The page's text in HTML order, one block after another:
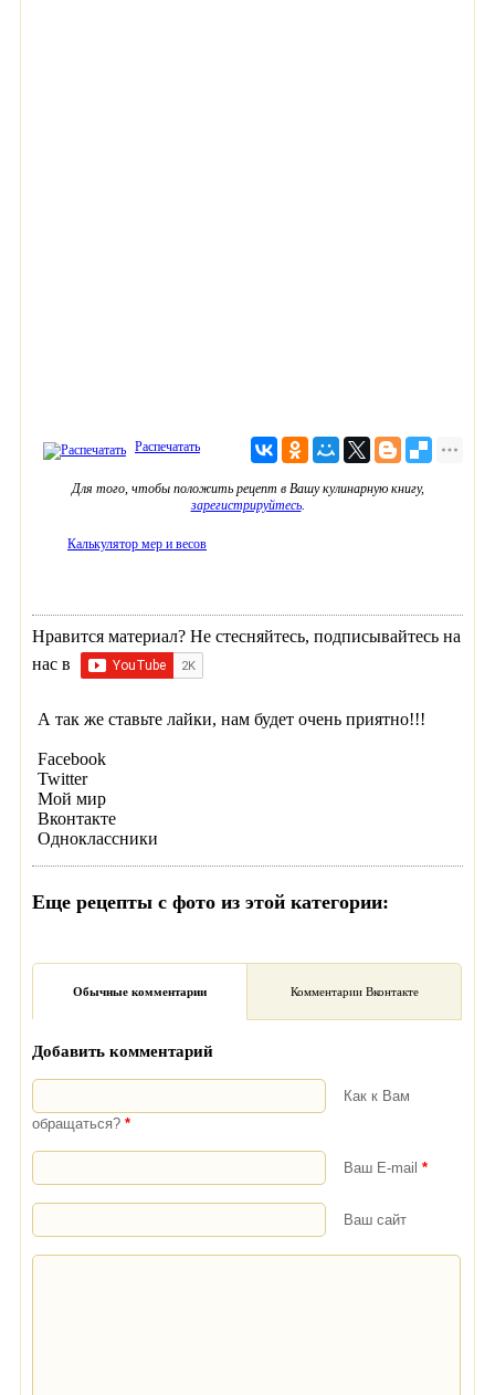
Распечатать
Для того, чтобы положить рецепт в Вашу кулинарную книгу,
зарегистрируйтесь.
Калькулятор мер и весов
Нравится материал? Не стесняйтесь, подписывайтесь на
нас в
А так же ставьте лайки, нам будет очень приятно!!!
Facebook
Twitter
Мой мир
Вконтакте
Одноклассники
Еще рецепты с фото из этой категории:
Обычные комментарии Комментарии Вконтакте
Добавить комментарий
Как к Вам
обращаться? *
Ваш E-mail *
Ваш сайт